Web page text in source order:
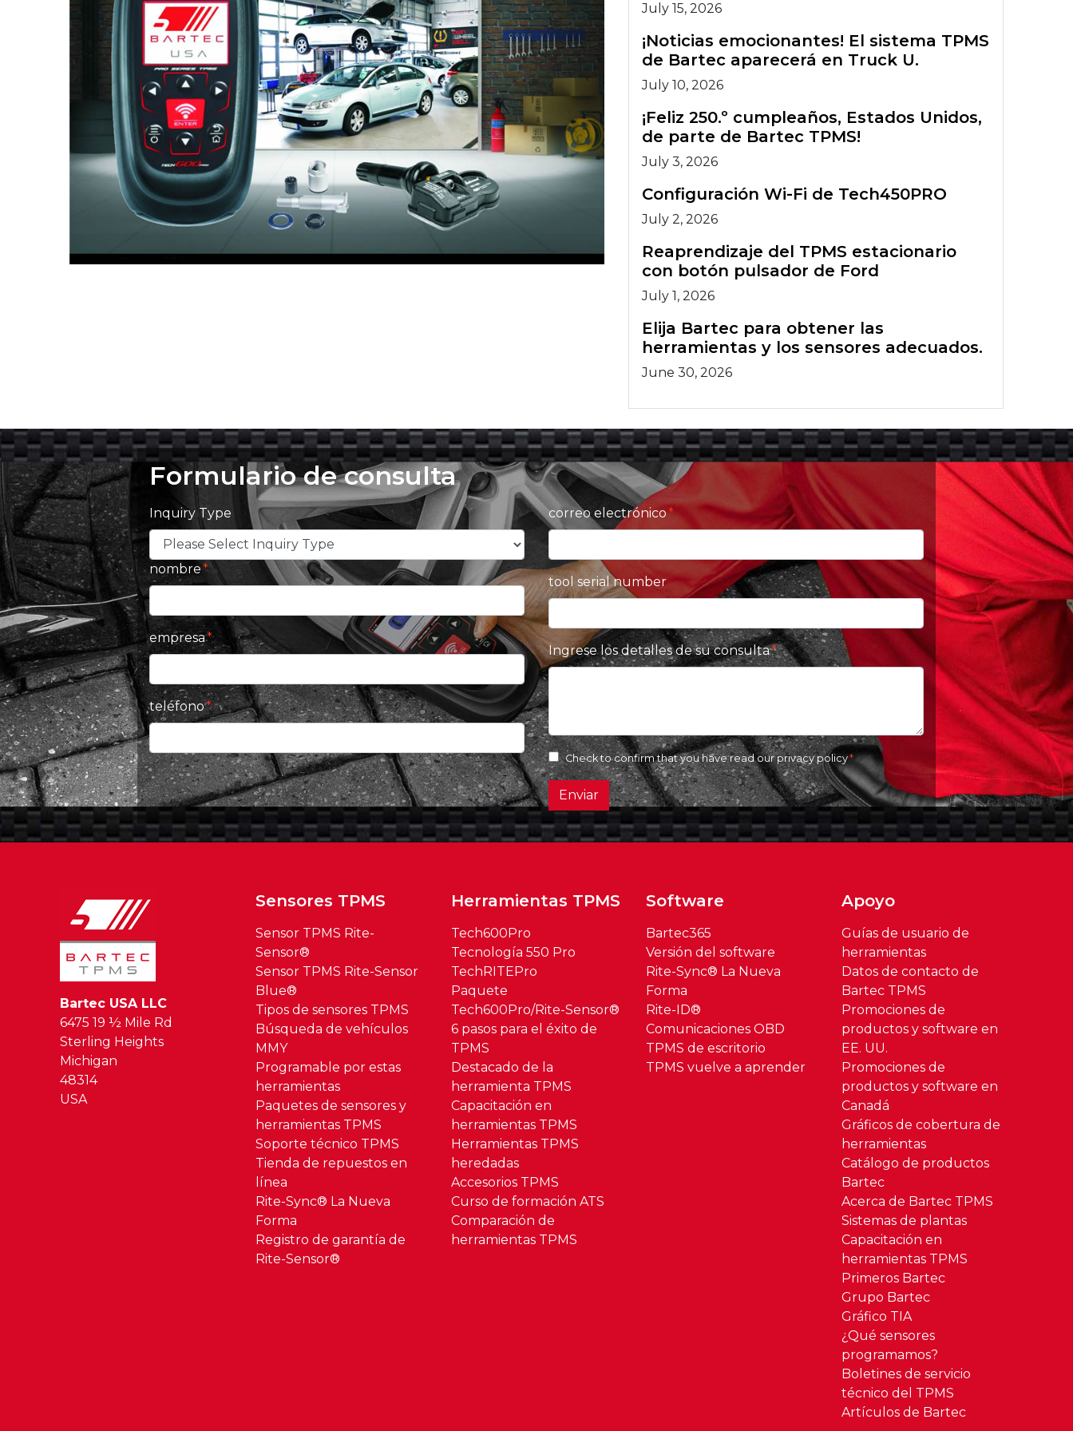
July 15, 2026
¡Noticias emocionantes! El sistema TPMS
de Bartec aparecerá en Truck U.
July 10, 2026
¡Feliz 250.º cumpleaños, Estados Unidos,
de parte de Bartec TPMS!
July 3, 2026
Configuración Wi-Fi de Tech450PRO
July 2, 2026
Reaprendizaje del TPMS estacionario
con botón pulsador de Ford
July 1, 2026
Elija Bartec para obtener las
herramientas y los sensores adecuados.
June 30, 2026
Formulario de consulta
Inquiry Type
nombre
empresa
teléfono
correo electrónico
tool serial number
Ingrese los detalles de su consulta
Check to confirm that you have read ourprivacy policy
Enviar
Bartec USA LLC
6475 19 ½ Mile Rd
Sterling Heights
Michigan
48314
USA
Sensores TPMS
Sensor TPMS Rite-
Sensor®
Sensor TPMS Rite-Sensor
Blue®
Tipos de sensores TPMS
Búsqueda de vehículos
MMY
Programable por estas
herramientas
Paquetes de sensores y
herramientas TPMS
Soporte técnico TPMS
Tienda de repuestos en
línea
Rite-Sync® La Nueva
Forma
Registro de garantía de
Rite-Sensor®
Herramientas TPMS
Tech600Pro
Tecnología 550 Pro
TechRITEPro
Paquete
Tech600Pro/Rite-Sensor®
6 pasos para el éxito de
TPMS
Destacado de la
herramienta TPMS
Capacitación en
herramientas TPMS
Herramientas TPMS
heredadas
Accesorios TPMS
Curso de formación ATS
Comparación de
herramientas TPMS
Software
Bartec365
Versión del software
Rite-Sync® La Nueva
Forma
Rite-ID®
Comunicaciones OBD
TPMS de escritorio
TPMS vuelve a aprender
Apoyo
Guías de usuario de
herramientas
Datos de contacto de
Bartec TPMS
Promociones de
productos y software en
EE. UU.
Promociones de
productos y software en
Canadá
Gráficos de cobertura de
herramientas
Catálogo de productos
Bartec
Acerca de Bartec TPMS
Sistemas de plantas
Capacitación en
herramientas TPMS
Primeros Bartec
Grupo Bartec
Gráfico TIA
¿Qué sensores
programamos?
Boletines de servicio
técnico del TPMS
Artículos de Bartec